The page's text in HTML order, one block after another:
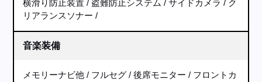
横滑り防止装置
盗難防止システム サイドカメラ
ク
リアランスソナー
音楽装備
メモリーナビ他 フルセグ 後席モニター
フロントカ